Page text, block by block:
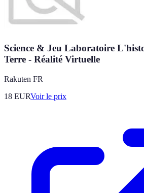
Science & Jeu Laboratoire
Terre - Réalité Virtuelle
Rakuten FR
18 EURVoir le prix